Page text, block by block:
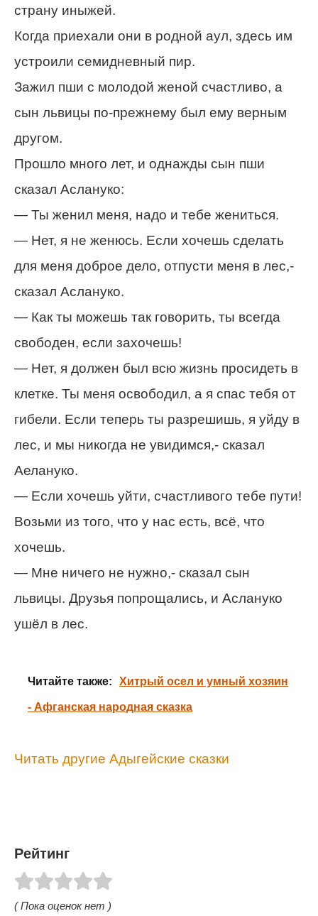
страну иныжей.
Когда приехали они в родной аул, здесь им
устроили семидневный пир.
Зажил пши с молодой женой счастливо, а
сын львицы по-прежнему был ему верным
другом.
Прошло много лет, и однажды сын пши
сказал Аслануко:
— Ты женил меня, надо и тебе жениться.
— Нет, я не женюсь. Если хочешь сделать
для меня доброе дело, отпусти меня в лес,-
сказал Аслануко.
— Как ты можешь так говорить, ты всегда
свободен, если захочешь!
— Нет, я должен был всю жизнь просидеть в
клетке. Ты меня освободил, а я спас тебя от
гибели. Если теперь ты разрешишь, я уйду в
лес, и мы никогда не увидимся,- сказал
Аелануко.
— Если хочешь уйти, счастливого тебе пути!
Возьми из того, что у нас есть, всё, что
хочешь.
— Мне ничего не нужно,- сказал сын
львицы. Друзья попрощались, и Аслануко
ушёл в лес.
Читайте также: Хитрый осел и умный хозяин
- Афганская народная сказка
Читать другие Адыгейские сказки
Рейтинг
( Пока оценок нет )